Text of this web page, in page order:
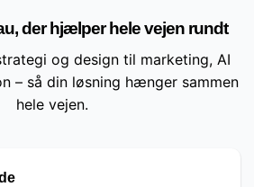
der hjælper hele vejen rundt
og design til marketing, AI
– så din løsning hænger sammen
hele vejen.